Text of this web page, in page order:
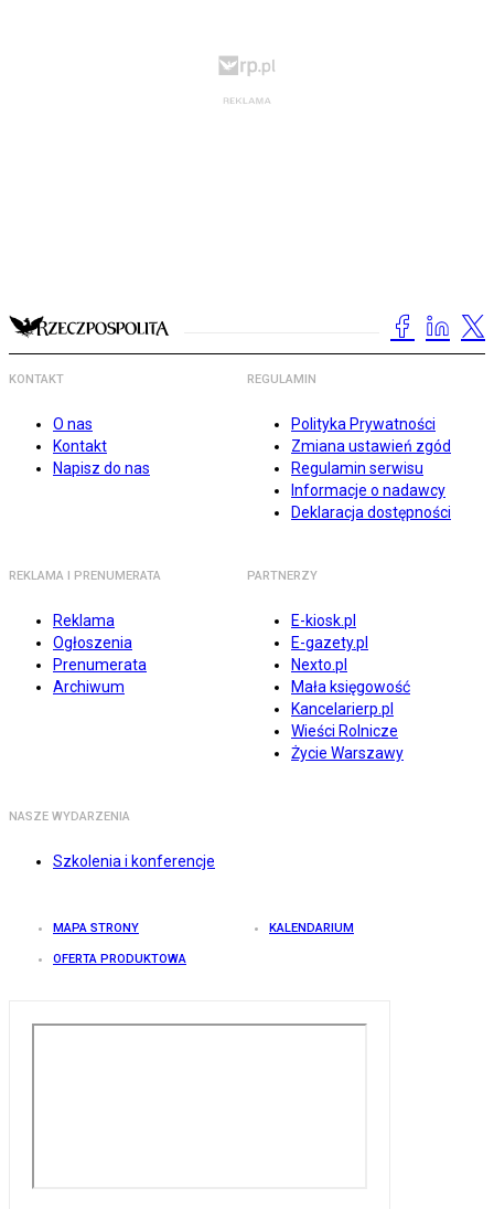
KONTAKT
O nas
Kontakt
Napisz do nas
REGULAMIN
Polityka Prywatności
Zmiana ustawień zgód
Regulamin serwisu
Informacje o nadawcy
Deklaracja dostępności
REKLAMA I PRENUMERATA
Reklama
Ogłoszenia
Prenumerata
Archiwum
PARTNERZY
E-kiosk.pl
E-gazety.pl
Nexto.pl
Mała księgowość
Kancelarierp.pl
Wieści Rolnicze
Życie Warszawy
NASZE WYDARZENIA
Szkolenia i konferencje
MAPA STRONY KALENDARIUM
OFERTA PRODUKTOWA